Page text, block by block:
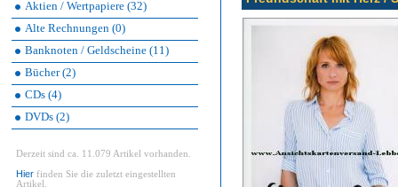
Aktien / Wertpapiere (32)
Alte Rechnungen (0)
Banknoten / Geldscheine (11)
Bücher (2)
CDs (4)
DVDs (2)
Derzeit sind ca. 11.079 Artikel vorhanden.
Hier finden Sie die zuletzt eingestellten
Artikel.